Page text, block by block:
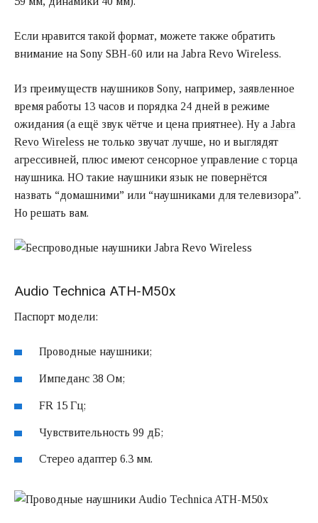
Если нравится такой формат, можете также обратить
внимание на Sony SBH-60 или на Jabra Revo Wireless.
Из преимуществ наушников Sony, например, заявленное
время работы 13 часов и порядка 24 дней в режиме
ожидания (а ещё звук чётче и цена приятнее). Ну а Jabra
Revo Wireless не только звучат лучше, но и выглядят
агрессивней, плюс имеют сенсорное управление с торца
наушника. НО такие наушники язык не повернётся
назвать “домашними” или “наушниками для телевизора”.
Но решать вам.
Audio Technica ATH-M50x
Паспорт модели:
Проводные наушники;
Импеданс 38 Ом;
FR 15 Гц;
Чувствительность 99 дБ;
Стерео адаптер 6.3 мм.